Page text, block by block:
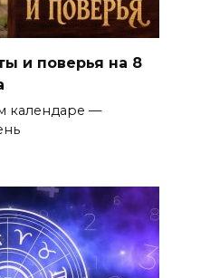
и поверья на 8
календаре —